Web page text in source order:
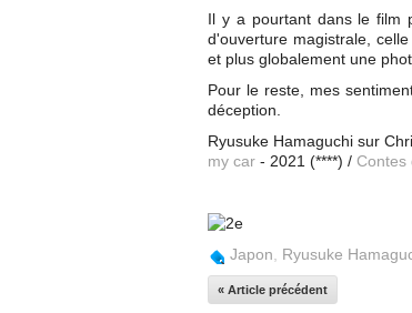
Il y a pourtant dans le film
d'ouverture magistrale,
et plus globalement une
Pour le reste, mes
déception.
Ryusuke Hamaguchi sur
my car - 2021 (****) / Contes
Japon Ryusuke
« Article précédent